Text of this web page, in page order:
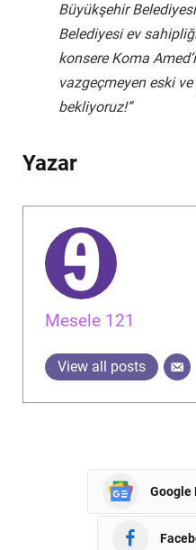
Büyükşehir
Belediyesi ev
konsere Koma
vazgeçmeyen eski
bekliyoruz!”
Yazar
Mesele 121
View all posts
Google